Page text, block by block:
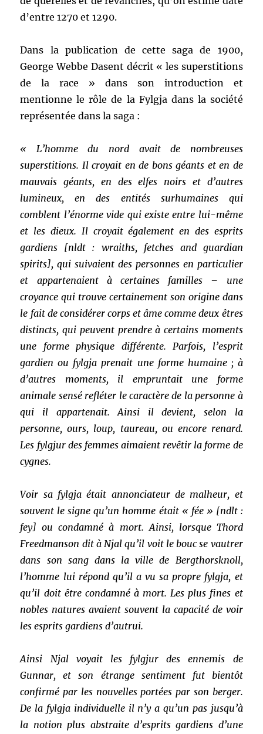
d’entre 1270 et 1290.
Dans la publication de cette saga de 1900,
George Webbe Dasent décrit « les superstitions
de la race » dans son introduction et
mentionne le rôle de la Fylgja dans la société
représentée dans la saga :
« L’homme du nord avait de nombreuses
superstitions. Il croyait en de bons géants et en de
mauvais géants, en des elfes noirs et d’autres
lumineux, en des entités surhumaines qui
comblent l’énorme vide qui existe entre lui-même
et les dieux. Il croyait également en des esprits
gardiens [nldt : wraiths, fetches and guardian
spirits], qui suivaient des personnes en particulier
et appartenaient à certaines familles – une
croyance qui trouve certainement son origine dans
le fait de considérer corps et âme comme deux êtres
distincts, qui peuvent prendre à certains moments
une forme physique différente. Parfois, l’esprit
gardien ou fylgja prenait une forme humaine ; à
d’autres moments, il empruntait une forme
animale sensé refléter le caractère de la personne à
qui il appartenait. Ainsi il devient, selon la
personne, ours, loup, taureau, ou encore renard.
Les fylgjur des femmes aimaient revêtir la forme de
cygnes.
Voir sa fylgja était annonciateur de malheur, et
souvent le signe qu’un homme était « fée » [ndlt :
fey] ou condamné à mort. Ainsi, lorsque Thord
Freedmanson dit à Njal qu’il voit le bouc se vautrer
dans son sang dans la ville de Bergthorsknoll,
l’homme lui répond qu’il a vu sa propre fylgja, et
qu’il doit être condamné à mort. Les plus fines et
nobles natures avaient souvent la capacité de voir
les esprits gardiens d’autrui.
Ainsi Njal voyait les fylgjur des ennemis de
Gunnar, et son étrange sentiment fut bientôt
confirmé par les nouvelles portées par son berger.
De la fylgja individuelle il n’y a qu’un pas jusqu’à
la notion plus abstraite d’esprits gardiens d’une